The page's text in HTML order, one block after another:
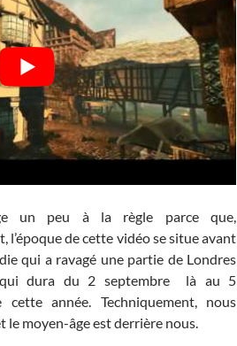
un peu à la règle parce que,
l’époque de cette vidéo se situe avant
qui a ravagé une partie de Londres
dura du 2 septembre là au 5
cette année. Techniquement, nous
le moyen-âge est derrière nous.